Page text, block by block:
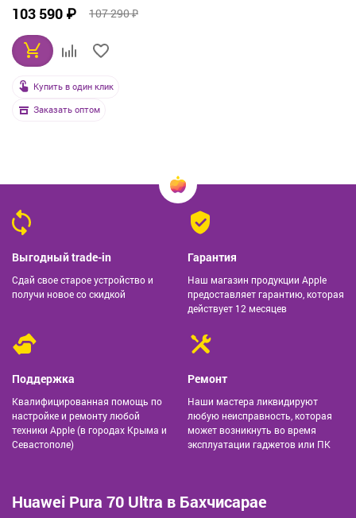
103 590 ₽ 107 290 ₽
Купить в один клик
Заказать оптом
Выгодный trade-in
Сдай свое старое устройство и
получи новое со скидкой
Гарантия
Наш магазин продукции Apple
предоставляет гарантию, которая
действует 12 месяцев
Поддержка
Квалифицированная помощь по
настройке и ремонту любой
техники Apple (в городах Крыма и
Севастополе)
Ремонт
Наши мастера ликвидируют
любую неисправность, которая
может возникнуть во время
эксплуатации гаджетов или ПК
Huawei Pura 70 Ultra в Бахчисарае